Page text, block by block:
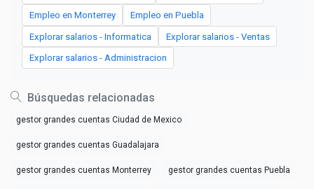
Empleo en Monterrey Empleo en Puebla
Explorar salarios - Informatica Explorar salarios - Ventas
Explorar salarios - Administracion
Búsquedas relacionadas
gestor grandes cuentas Ciudad de Mexico
gestor grandes cuentas Guadalajara
gestor grandes cuentas Monterrey gestor grandes cuentas Puebla